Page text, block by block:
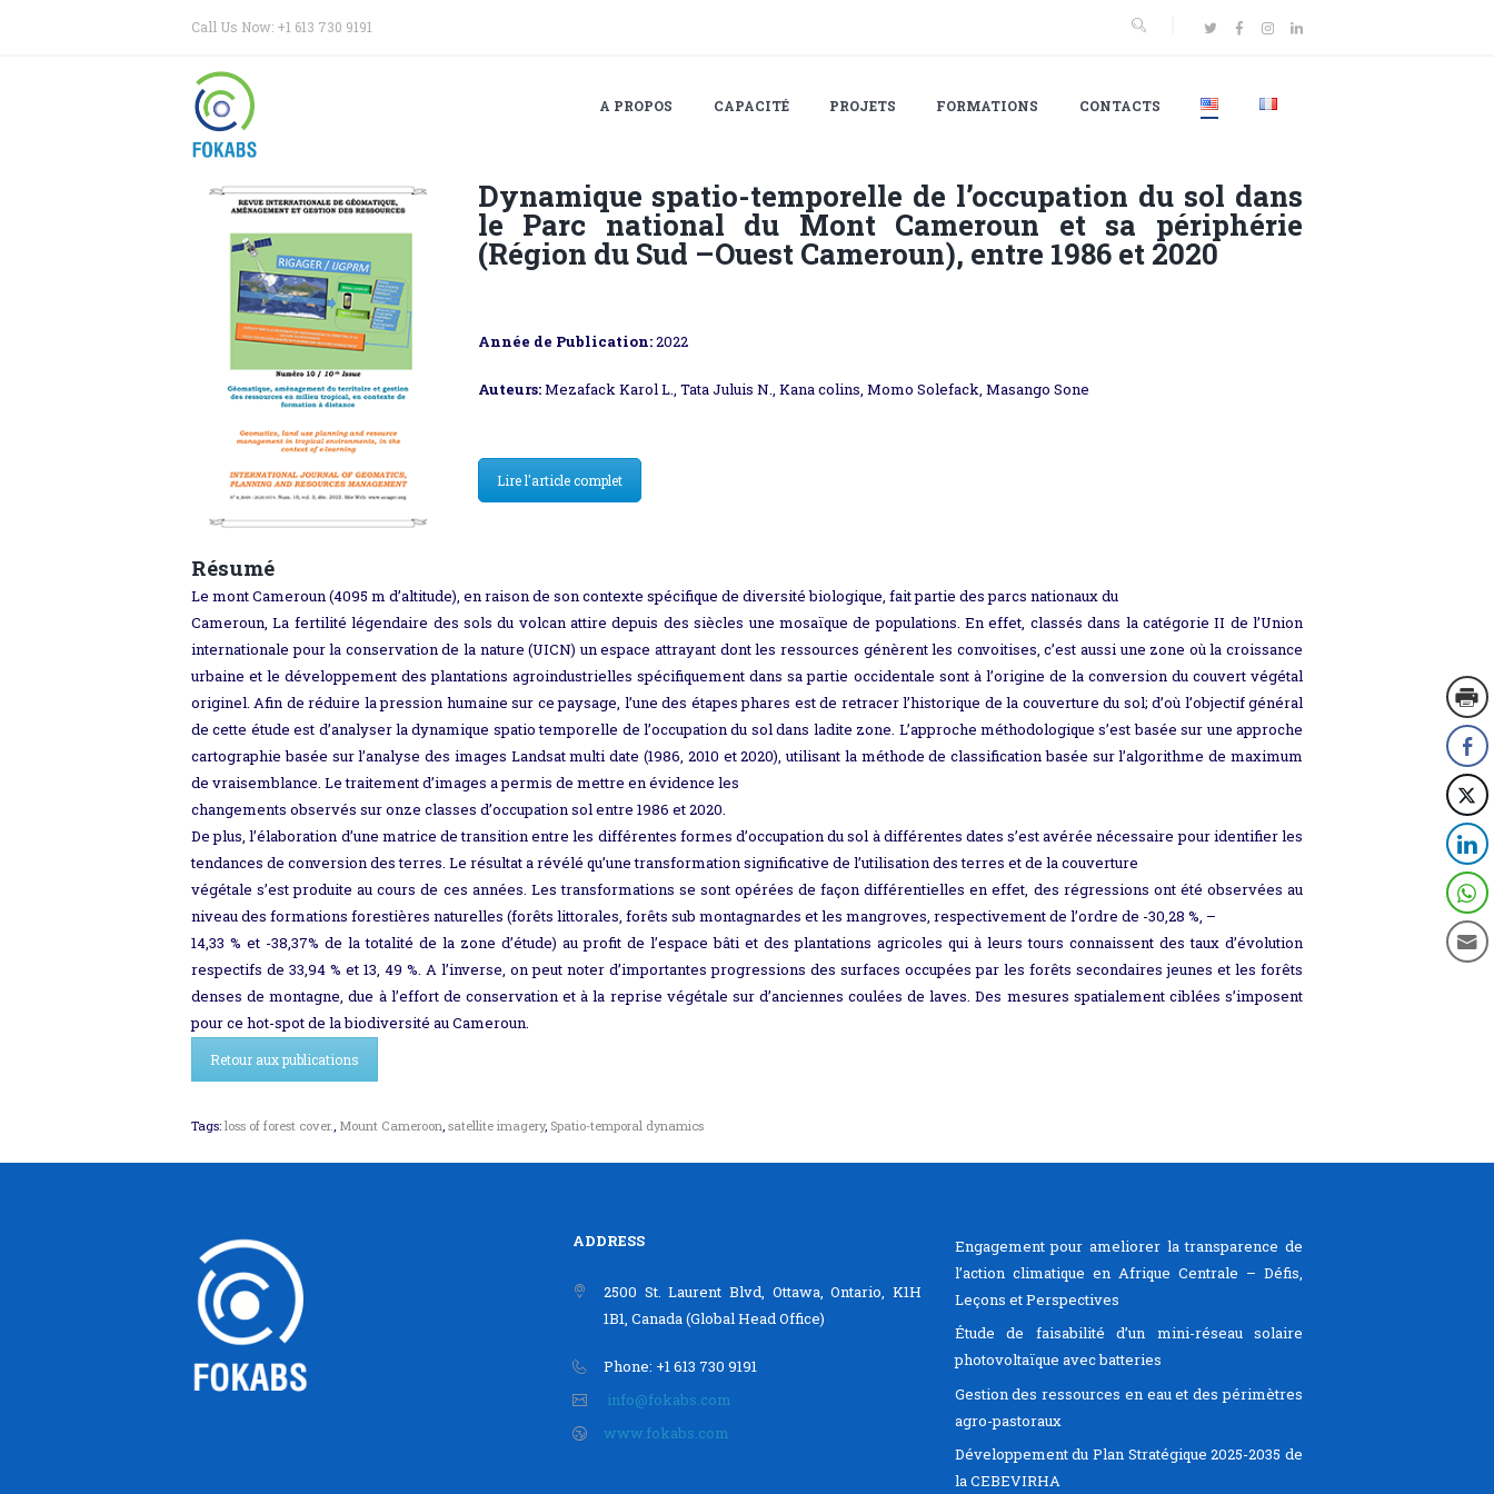
Call Us Now: +1 613 730 9191
A PROPOS CAPACITÉ PROJETS FORMATIONS CONTACTS
Dynamique spatio-temporelle de l’occupation du sol dans
le Parc national du Mont Cameroun et sa périphérie
(Région du Sud –Ouest Cameroun), entre 1986 et 2020
Année de Publication:2022
Auteurs:Mezafack Karol L., Tata Juluis N., Kana colins, Momo Solefack, Masango Sone
Lire l'article complet
Résumé
Le mont Cameroun (4095 m d’altitude), en raison de son contexte spécifique de diversité biologique, fait partie des parcs nationaux du
Cameroun, La fertilité légendaire des sols du volcan attire depuis des siècles une mosaïque de populations. En effet, classés dans la catégorie II de l’Union
internationale pour la conservation de la nature (UICN) un espace attrayant dont les ressources génèrent les convoitises, c’est aussi une zone où la croissance
urbaine et le développement des plantations agroindustrielles spécifiquement dans sa partie occidentale sont à l’origine de la conversion du couvert végétal
originel. Afin de réduire la pression humaine sur ce paysage, l’une des étapes phares est de retracer l’historique de la couverture du sol; d’où l’objectif général
de cette étude est d’analyser la dynamique spatio temporelle de l’occupation du sol dans ladite zone. L’approche méthodologique s’est basée sur une approche
cartographie basée sur l’analyse des images Landsat multi date (1986, 2010 et 2020), utilisant la méthode de classification basée sur l’algorithme de maximum
de vraisemblance. Le traitement d’images a permis de mettre en évidence les
changements observés sur onze classes d’occupation sol entre 1986 et 2020.
De plus, l’élaboration d’une matrice de transition entre les différentes formes d’occupation du sol à différentes dates s’est avérée nécessaire pour identifier les
tendances de conversion des terres. Le résultat a révélé qu’une transformation significative de l’utilisation des terres et de la couverture
végétale s’est produite au cours de ces années. Les transformations se sont opérées de façon différentielles en effet, des régressions ont été observées au
niveau des formations forestières naturelles (forêts littorales, forêts sub montagnardes et les mangroves, respectivement de l’ordre de -30,28 %, –
14,33 % et -38,37% de la totalité de la zone d’étude) au profit de l’espace bâti et des plantations agricoles qui à leurs tours connaissent des taux d’évolution
respectifs de 33,94 % et 13, 49 %. A l’inverse, on peut noter d’importantes progressions des surfaces occupées par les forêts secondaires jeunes et les forêts
denses de montagne, due à l’effort de conservation et à la reprise végétale sur d’anciennes coulées de laves. Des mesures spatialement ciblées s’imposent
pour ce hot-spot de la biodiversité au Cameroun.
Retour aux publications
Tags: loss of forest cover. Mount Cameroon satellite imagery, Spatio-temporal dynamics
ADDRESS
2500 St. Laurent Blvd, Ottawa, Ontario, K1H
1B1, Canada (Global Head Office)
Phone: +1 613 730 9191
info@fokabs.com
www.fokabs.com
Engagement pour ameliorer la transparence de
l’action climatique en Afrique Centrale – Défis,
Leçons et Perspectives
Étude de faisabilité d’un mini-réseau solaire
photovoltaïque avec batteries
Gestion des ressources en eau et des périmètres
agro-pastoraux
Développement du Plan Stratégique 2025-2035 de
la CEBEVIRHA